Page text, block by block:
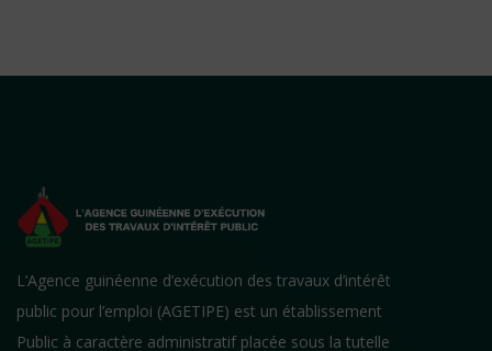
L’Agence guinéenne d’exécution des travaux d’intérêt
public pour l’emploi (AGETIPE) est un établissement
Public à caractère administratif placée sous la tutelle